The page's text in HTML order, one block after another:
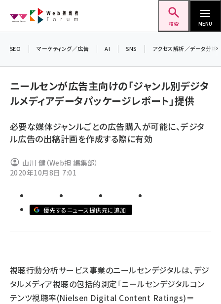
ン
検索 MENU
ai (2814)
note (2317)
z世代 (1623)
SEO マーケティング／広告 AI SNS アクセス解析／データ分析
ニールセンが広告主向けの「ジャンル別デジタ
ルメディアデータパッケージレポート」提供
必要な媒体ジャンルごとの広告購入が可能に、デジタ
ル広告の出稿計画を作成する際に有効
山川 健（Web担 編集部）
2020年10月8日 7:01
優先するニュース提供元に追加
視聴行動分析サービス事業のニールセンデジタルは、デジ
タルメディア視聴の包括的測定「ニールセンデジタルコン
テンツ視聴率(Nielsen Digital Content Ratings)＝
る